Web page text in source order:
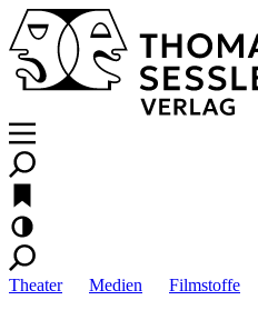
Theater Medien Filmstoffe